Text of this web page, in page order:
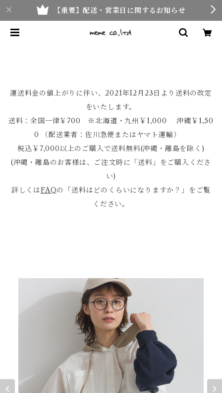
【重要】配送・営業日に関するお知らせ
運送料金の値上がりに伴い、2021年12月23日より送料の改定
をいたします。
送料：全国一律￥700 ※北海道・九州￥1,000 沖縄￥1,50
0 （配送業者：佐川急便またはヤマト運輸）
税込￥7,000以上のご購入で送料無料(沖縄・離島を除く)
(沖縄・離島のお客様は、ご注文時に「送料」をご購入くださ
い)
詳しくはFAQの「送料はどのくらいになりますか？」をご覧
ください。